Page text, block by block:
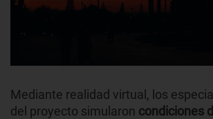
Mediante realidad virtual, los
del proyecto simularon condiciones